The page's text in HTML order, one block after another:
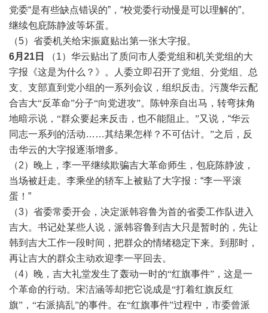
党委“是有些缺点错误的”，“校党委行动慢是可以理解的”。
继续包庇陈静波等坏蛋。
（5）省委机关给宋振庭贴出第一张大字报。
6月21日
（1）华云贴出了质问市人委党组和机关党组的大
字报《这是为什么？ 》。人委立即召开了党组、分党组、总
支、支部直到党小组的一系列会议，组织反击。污蔑华云配
合吉大“反革命”分子“向党进攻”。陈钟亲自出马，转弯抹角
地暗示说， “群众要起来反击，也不能阻止。”又说， “华云
同志一系列的活动……其结果怎样？ 不可估计。 ”之后，反
击华云的大字报逐渐增多。
（2）晚上，李一平继续欺骗吉大革命师生，包庇陈静波，
当场被赶走。李乘坐的轿车上被贴了大字报：“李一平滚
蛋！”
（3）省委常委开会，决定派韩容鲁为首的省委工作队进入
吉大。书记处某些人说，派韩容鲁到吉大只是暂时的，先让
韩到吉大工作一段时间，把群众的情绪稳定下来。到那时，
再让吉大的群众主动欢迎李一平回去。
（4） 晚，吉大礼堂发生了轰动一时的“红旗事件”，这是一
个革命的行动。宋洁涵等却把它说成是“打着红旗反红
旗”，“右派搞乱”的事件。在“红旗事件”过程中，市委曾派